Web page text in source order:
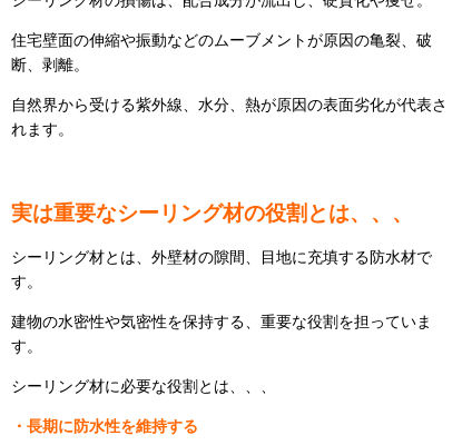
住宅壁面の伸縮や振動などのムーブメントが原因の亀裂、破
断、剥離。
自然界から受ける紫外線、水分、熱が原因の表面劣化が代表さ
れます。
実は重要なシーリング材の役割とは、、、
シーリング材とは、外壁材の隙間、目地に充填する防水材で
す。
建物の水密性や気密性を保持する、重要な役割を担っていま
す。
シーリング材に必要な役割とは、、、
・長期に防水性を維持する